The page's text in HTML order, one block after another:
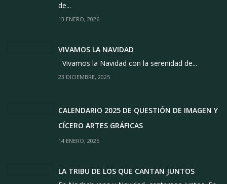
de...
13 ENERO, 2026
VIVAMOS LA NAVIDAD
Vivamos la Navidad con la serenidad de...
23 DICIEMBRE, 2025
CALENDARIO 2025 DE QUESTIÓN DE IMAGEN Y
CÍCERO ARTES GRÁFICAS
14 ENERO, 2025
LA TRIBU DE LOS QUE CANTAN JUNTOS